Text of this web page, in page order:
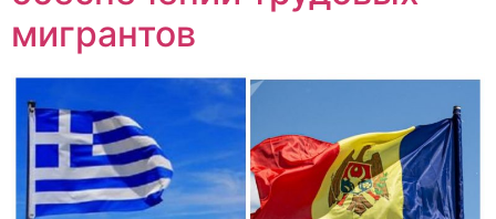
мигрантов